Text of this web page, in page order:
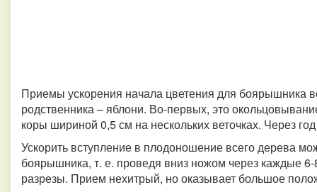
Приемы ускорения начала цветения для боярышника
родственника – яблони. Во-первых, это
коры шириной 0,5 см на нескольких веточках. Через
Ускорить вступление в плодоношение всего дерева
боярышника, т. е. проведя вниз ножом через каждые
разрезы. Прием нехитрый, но оказывает большое